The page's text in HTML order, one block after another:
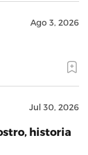
Ago 3, 2026
Jul 30, 2026
historia